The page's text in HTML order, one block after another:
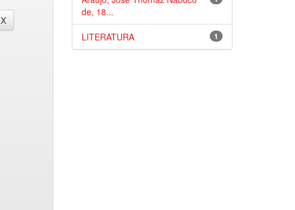
de, 18...
1
LITERATURA